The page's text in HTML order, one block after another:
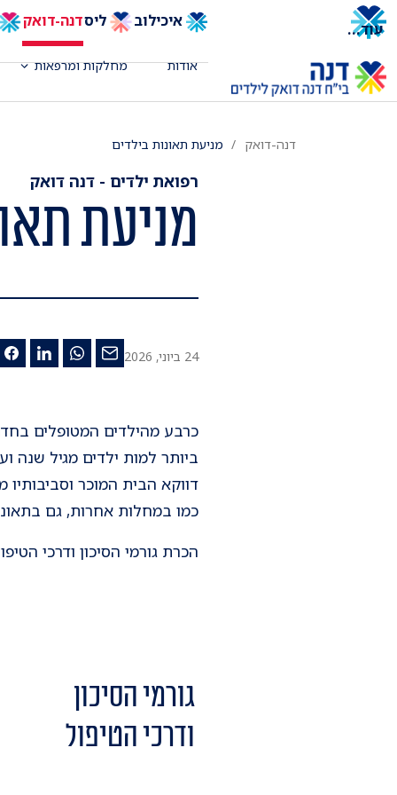
איכילוב ליסדנה-דואק
אודות מחלקות ומרפאות
עוד...
דנה-דואק מניעת תאונות בילדים
רפואת ילדים - דנה דואק
מניעת
24 ביוני, 2026
כרבע מהילדים המטופלים
דווקא הבית המוכר וסביבותיו
כמו במחלות אחרות, גם
הכרת גורמי הסיכון ודרכי
גורמי הסיכון
ודרכי הטיפול